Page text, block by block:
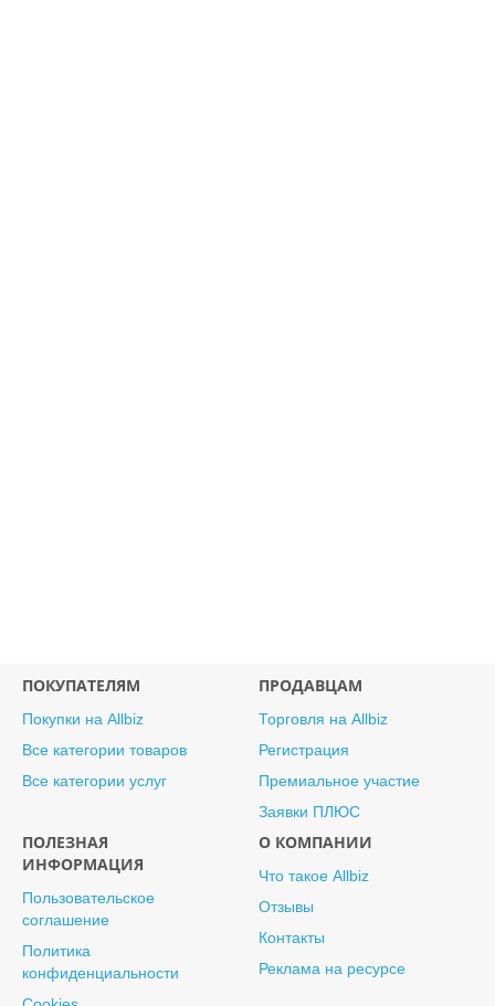
ПОКУПАТЕЛЯМ
Покупки на Allbiz
Все категории товаров
Все категории услуг
ПРОДАВЦАМ
Торговля на Allbiz
Регистрация
Премиальное участие
Заявки ПЛЮС
ПОЛЕЗНАЯ
ИНФОРМАЦИЯ
Пользовательское
соглашение
Политика
конфиденциальности
О КОМПАНИИ
Что такое Allbiz
Отзывы
Контакты
Реклама на ресурсе